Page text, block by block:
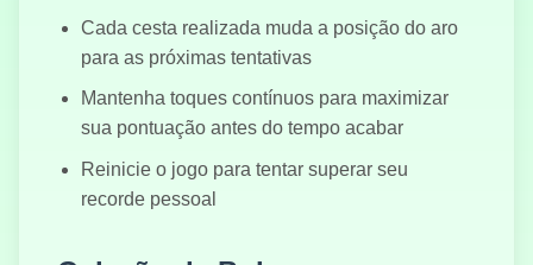
Cada cesta realizada muda a posição do aro
para as próximas tentativas
Mantenha toques contínuos para maximizar
sua pontuação antes do tempo acabar
Reinicie o jogo para tentar superar seu
recorde pessoal